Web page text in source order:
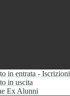
in entrata - Iscrizioni
in uscita
Ex Alunni